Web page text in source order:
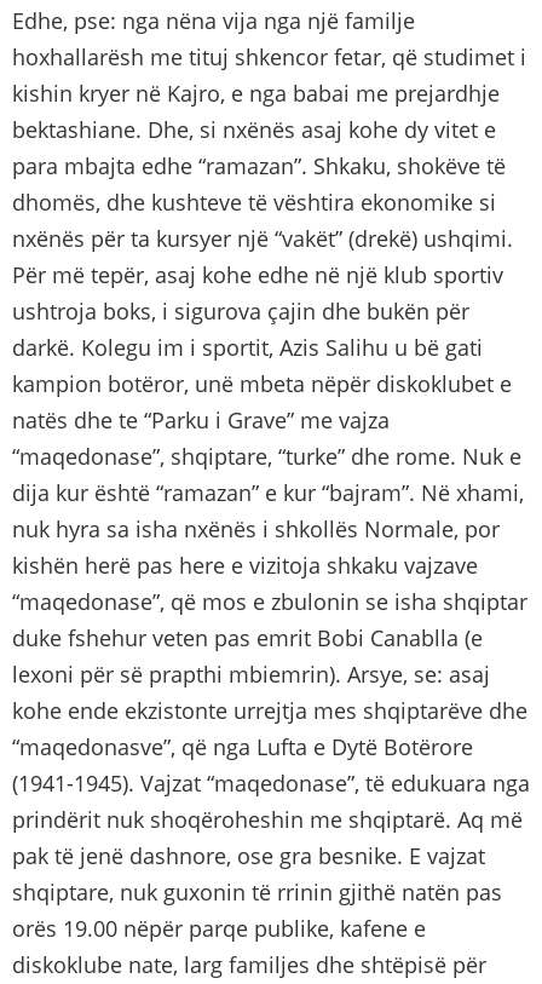
Edhe, pse: nga nëna vija nga një familje
hoxhallarësh me tituj shkencor fetar, që studimet i
kishin kryer në Kajro, e nga babai me prejardhje
bektashiane. Dhe, si nxënës asaj kohe dy vitet e
para mbajta edhe “ramazan”. Shkaku, shokëve të
dhomës, dhe kushteve të vështira ekonomike si
nxënës për ta kursyer një “vakët” (drekë) ushqimi.
Për më tepër, asaj kohe edhe në një klub sportiv
ushtroja boks, i sigurova çajin dhe bukën për
darkë. Kolegu im i sportit, Azis Salihu u bë gati
kampion botëror, unë mbeta nëpër diskoklubet e
natës dhe te “Parku i Grave” me vajza
“maqedonase”, shqiptare, “turke” dhe rome. Nuk e
dija kur është “ramazan” e kur “bajram”. Në xhami,
nuk hyra sa isha nxënës i shkollës Normale, por
kishën herë pas here e vizitoja shkaku vajzave
“maqedonase”, që mos e zbulonin se isha shqiptar
duke fshehur veten pas emrit Bobi Canablla (e
lexoni për së prapthi mbiemrin). Arsye, se: asaj
kohe ende ekzistonte urrejtja mes shqiptarëve dhe
“maqedonasve”, që nga Lufta e Dytë Botërore
(1941-1945). Vajzat “maqedonase”, të edukuara nga
prindërit nuk shoqëroheshin me shqiptarë. Aq më
pak të jenë dashnore, ose gra besnike. E vajzat
shqiptare, nuk guxonin të rrinin gjithë natën pas
orës 19.00 nëpër parqe publike, kafene e
diskoklube nate, larg familjes dhe shtëpisë për